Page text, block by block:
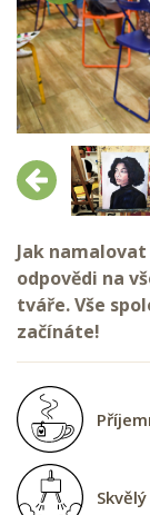
Předchozí
Jak
odpovědi na
tváře. Vše
začínáte!